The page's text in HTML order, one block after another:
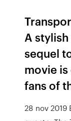
A
sequel
movie
fans of
28 nov